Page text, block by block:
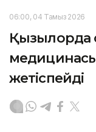
06:00, 04 Тамыз 2026
Қызылорда
жетіспейді